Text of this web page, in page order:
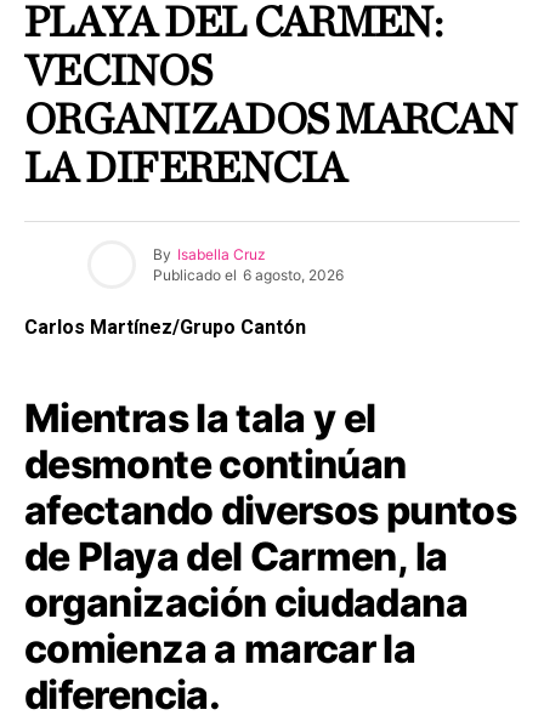
PLAYA DEL CARMEN:
VECINOS
ORGANIZADOS MARCAN
LA DIFERENCIA
By Isabella Cruz
Publicado el 6 agosto, 2026
Carlos Martínez/Grupo Cantón
Mientras la tala y el
desmonte continúan
afectando diversos puntos
de Playa del Carmen, la
organización ciudadana
comienza a marcar la
diferencia.